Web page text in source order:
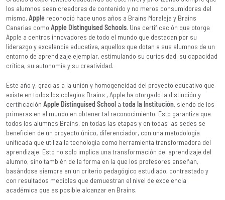
los alumnos sean creadores de contenido y no meros consumidores del
mismo, Apple reconoció hace unos años a Brains Moraleja y Brains
Canarias como Apple Distinguised Schools. Una certificación que otorga
Apple a centros innovadores de todo el mundo que destacan por su
liderazgo y excelencia educativa, aquellos que dotan a sus alumnos de un
entorno de aprendizaje ejemplar, estimulando su curiosidad, su capacidad
crítica, su autonomía y su creatividad.
Este año y, gracias a la unión y homogeneidad del proyecto educativo que
existe en todos los colegios Brains , Apple ha otorgado la distinción y
certificación Apple Distinguised School a toda la Institución, siendo de los
primeras en el mundo en obtener tal reconocimiento. Esto garantiza que
todos los alumnos Brains, en todas las etapas y en todas las sedes se
beneficien de un proyecto único, diferenciador, con una metodología
unificada que utiliza la tecnología como herramienta transformadora del
aprendizaje. Esto no solo implica una transformación del aprendizaje del
alumno, sino también de la forma en la que los profesores enseñan,
basándose siempre en un criterio pedagógico estudiado, contrastado y
con resultados medibles que demuestran el nivel de excelencia
académica que es posible alcanzar en Brains.